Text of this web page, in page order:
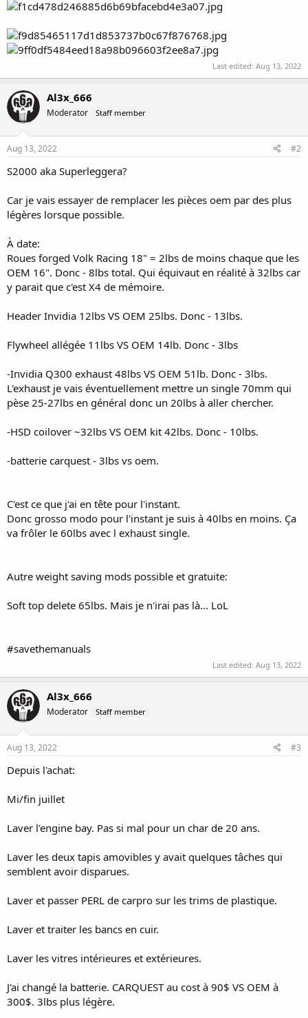
Last edited: Aug 13, 2022
Al3x_666
Moderator Staff member
Aug 13, 2022 #2
S2000 aka Superleggera?
Car je vais essayer de remplacer les pièces oem par des plus
légères lorsque possible.
À date:
Roues forged Volk Racing 18" = 2lbs de moins chaque que les
OEM 16". Donc - 8lbs total. Qui équivaut en réalité à 32lbs car
y parait que c'est X4 de mémoire.
Header Invidia 12lbs VS OEM 25lbs. Donc - 13lbs.
Flywheel allégée 11lbs VS OEM 14lb. Donc - 3lbs
-Invidia Q300 exhaust 48lbs VS OEM 51lb. Donc - 3lbs.
L'exhaust je vais éventuellement mettre un single 70mm qui
pèse 25-27lbs en général donc un 20lbs à aller chercher.
-HSD coilover ~32lbs VS OEM kit 42lbs. Donc - 10lbs.
-batterie carquest - 3lbs vs oem.
C'est ce que j'ai en tête pour l'instant.
Donc grosso modo pour l'instant je suis à 40lbs en moins. Ça
va frôler le 60lbs avec l exhaust single.
Autre weight saving mods possible et gratuite:
Soft top delete 65lbs. Mais je n'irai pas là... LoL
#savethemanuals
Last edited: Aug 13, 2022
Al3x_666
Moderator Staff member
Aug 13, 2022 #3
Depuis l'achat:
Mi/fin juillet
Laver l'engine bay. Pas si mal pour un char de 20 ans.
Laver les deux tapis amovibles y avait quelques tâches qui
semblent avoir disparues.
Laver et passer PERL de carpro sur les trims de plastique.
Laver et traiter les bancs en cuir.
Laver les vitres intérieures et extérieures.
J'ai changé la batterie. CARQUEST au cost à 90$ VS OEM à
300$. 3lbs plus légère.